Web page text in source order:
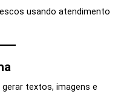
usando atendimento
textos, imagens e